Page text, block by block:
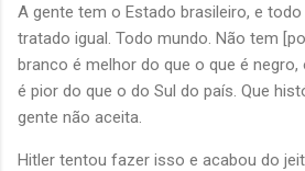
A gente tem o Estado brasileiro, e
tratado igual. Todo mundo. Não tem
branco é melhor do que o que é
é pior do que o do Sul do país. Que
gente não aceita.
Hitler tentou fazer isso e acabou do